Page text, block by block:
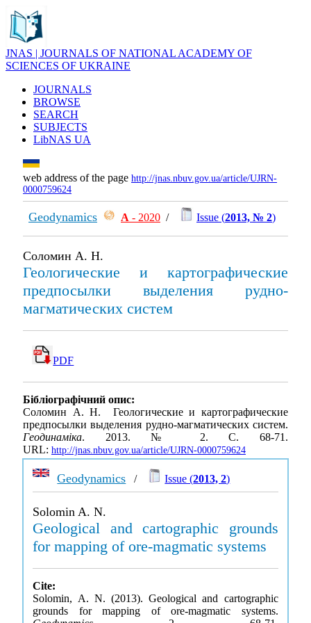
JNAS | JOURNALS OF NATIONAL ACADEMY OF
SCIENCES OF UKRAINE
JOURNALS
BROWSE
SEARCH
SUBJECTS
LibNAS UA
web address of the page http://jnas.nbuv.gov.ua/article/UJRN-
0000759624
Geodynamics А - 2020 / Issue (2013, № 2)
Соломин А. Н.
Геологические и картографические
предпосылки выделения рудно-
магматических систем
PDF
Бібліографічний опис:
Соломин А. Н. Геологические и картографические
предпосылки выделения рудно-магматических систем.
Геодинаміка. 2013. № 2. С. 68-71.
URL: http://jnas.nbuv.gov.ua/article/UJRN-0000759624
Geodynamics / Issue (2013, 2)
Solomin A. N.
Geological and cartographic grounds
for mapping of ore-magmatic systems
Cite:
Solomin, A. N. (2013). Geological and cartographic
grounds for mapping of ore-magmatic systems.